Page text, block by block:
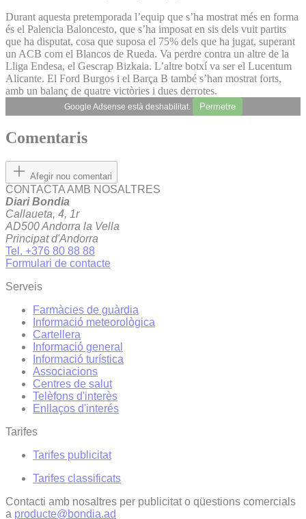
Durant aquesta pretemporada l’equip que s’ha mostrat més en forma
és el Palencia Baloncesto, que s’ha imposat en sis dels vuit partits
que ha disputat, cosa que suposa el 75% dels que ha jugat, superant
un ACB com el Blancos de Rueda. Va perdre contra un altre de la
Lliga Endesa, el Gescrap Bizkaia. L’altre botxí va ser el Lucentum
Alicante. El Ford Burgos i el Barça B també s’han mostrat forts,
amb un balanç de quatre victòries i dues derrotes.
Google Adsense està deshabilitat. Permetre
Comentaris
Afegir nou comentari
CONTACTA AMB NOSALTRES
Diari Bondia
Callaueta, 4, 1r
AD500 Andorra la Vella
Principat d'Andorra
Tel. +376 80 88 88
Formulari de contacte
Serveis
Farmàcies de guàrdia
Informació meteorològica
Cartellera
Informació general
Informació turística
Associacions
Centres de salut
Telèfons d'interès
Enllaços d'interés
Tarifes
Tarifes publicitat
Tarifes classificats
Contacti amb nosaltres per publicitat o qüestions comercials
a producte@bondia.ad